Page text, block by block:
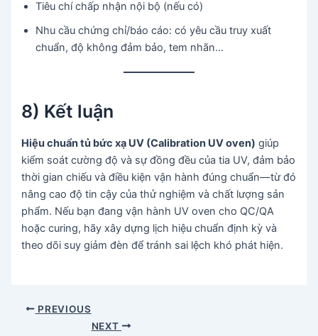
Tiêu chí chấp nhận nội bộ (nếu có)
Nhu cầu chứng chỉ/báo cáo: có yêu cầu truy xuất
chuẩn, độ không đảm bảo, tem nhãn…
8) Kết luận
Hiệu chuẩn tủ bức xạ UV (Calibration UV oven) giúp
kiểm soát cường độ và sự đồng đều của tia UV, đảm bảo
thời gian chiếu và điều kiện vận hành đúng chuẩn—từ đó
nâng cao độ tin cậy của thử nghiệm và chất lượng sản
phẩm. Nếu bạn đang vận hành UV oven cho QC/QA
hoặc curing, hãy xây dựng lịch hiệu chuẩn định kỳ và
theo dõi suy giảm đèn để tránh sai lệch khó phát hiện.
Post PREVIOUS
NEXT